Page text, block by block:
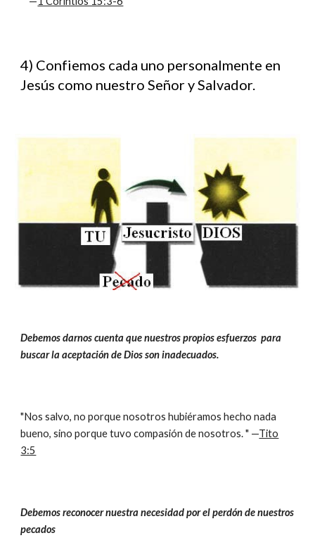
4) Confiemos cada uno personalmente en
Jesús como nuestro Señor y Salvador.
Debemos darnos cuenta que nuestros propios esfuerzos para
buscar la aceptación de Dios son inadecuados.
"Nos salvo, no porque nosotros hubiéramos hecho nada
bueno, sino porque tuvo compasión de nosotros. " —Tito
3:5
Debemos reconocer nuestra necesidad por el perdón de nuestros
pecados